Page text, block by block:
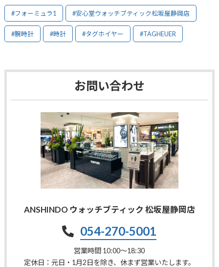
#フォーミュラ1 #安心堂ウォッチブティック松坂屋静岡店
#腕時計 #時計 #タグホイヤー #TAGHEUER
お問い合わせ
ANSHINDO ウォッチブティック 松坂屋静岡店
054-270-5001
営業時間 10:00〜18:30
定休日：元日・1月2日を除き、休まず営業いたします。